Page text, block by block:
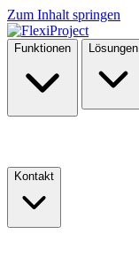
Zum Inhalt springen
Funktionen Lösungen
Kontakt